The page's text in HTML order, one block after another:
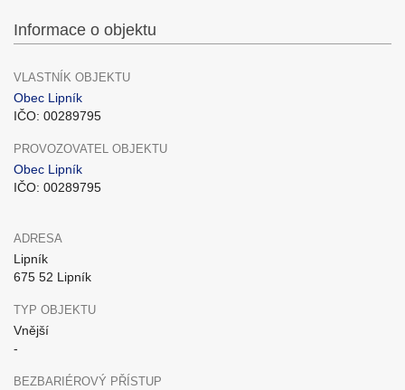
Informace o objektu
VLASTNÍK OBJEKTU
Obec Lipník
IČO: 00289795
PROVOZOVATEL OBJEKTU
Obec Lipník
IČO: 00289795
ADRESA
Lipník
675 52 Lipník
TYP OBJEKTU
Vnější
-
BEZBARIÉROVÝ PŘÍSTUP